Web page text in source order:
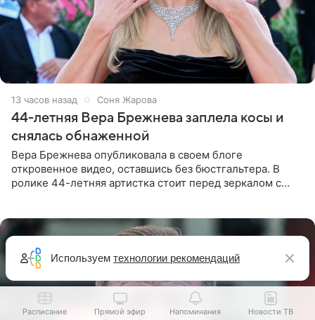
13 часов назад Соня Жарова
44-летняя Вера Брежнева заплела косы и
снялась обнаженной
Вера Брежнева опубликовала в своем блоге
откровенное видео, оставшись без бюстгальтера. В
ролике 44-летняя артистка стоит перед зеркалом с
Расписание Прямой эфир Напоминания Новости ТВ
Используем технологии рекомендаций